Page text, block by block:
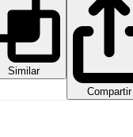
Similar
Compartir